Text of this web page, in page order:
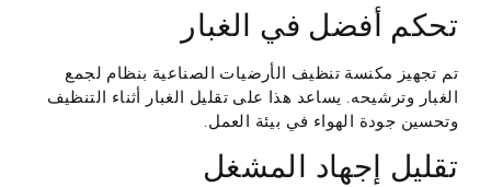
تحكم أفضل في الغبار
تم تجهيز مكنسة تنظيف الأرضيات الصناعية بنظام لجمع
الغبار وترشيحه. يساعد هذا على تقليل الغبار أثناء التنظيف
وتحسين جودة الهواء في بيئة العمل.
تقليل إجهاد المشغل